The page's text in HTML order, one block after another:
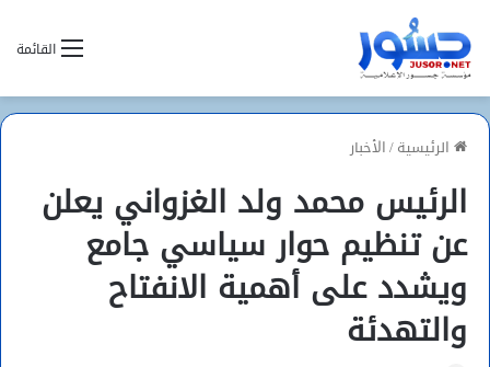
القائمة
الرئيسية/الأخبار
الرئيس محمد ولد الغزواني يعلن
عن تنظيم حوار سياسي جامع
ويشدد على أهمية الانفتاح
والتهدئة